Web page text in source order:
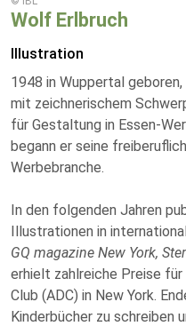
Wolf Erlbruch
Illustration
1948 in Wuppertal
mit zeichnerischem
für Gestaltung in Essen-
begann er seine
Werbebranche.
In den folgenden Jahren
Illustrationen in
GQ magazine New York,
erhielt zahlreiche Preise
Club (ADC) in New York.
Kinderbücher zu schreiben